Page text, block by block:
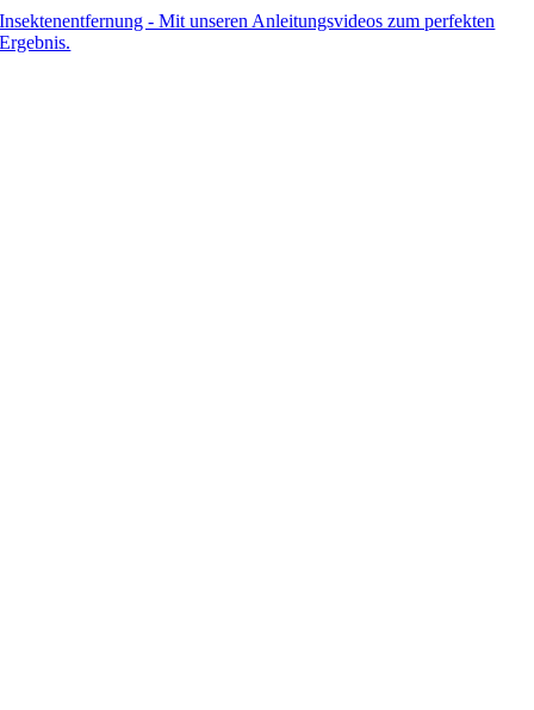
Insektenentfernung - Mit unseren Anleitungsvideos zum perfekten
Ergebnis.